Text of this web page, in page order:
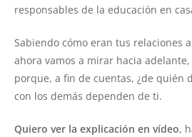
responsables de la educación en
Sabiendo cómo eran tus relaciones
ahora vamos a mirar hacia
porque, a fin de cuentas, ¿de quién
con los demás dependen de ti.
Quiero ver la explicación en vídeo,